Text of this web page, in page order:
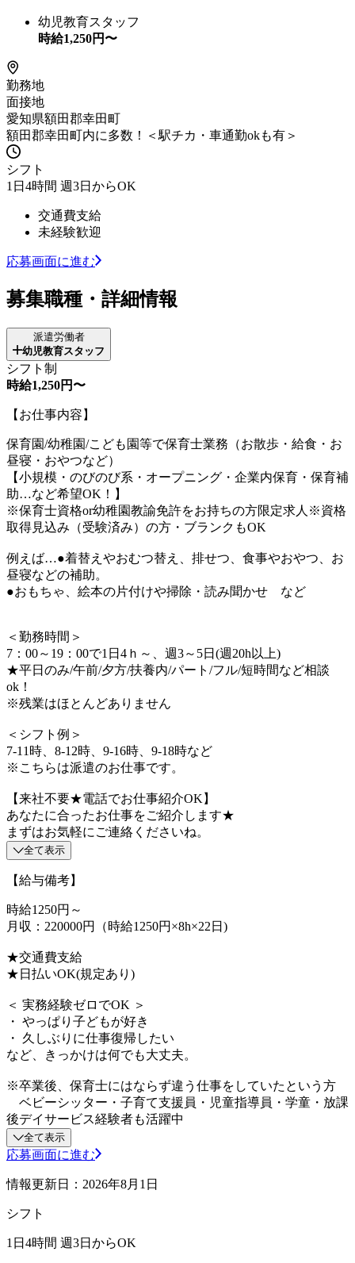
幼児教育スタッフ
時給1,250円〜
勤務地
面接地
愛知県額田郡幸田町
額田郡幸田町内に多数！＜駅チカ・車通勤okも有＞
シフト
1日4時間 週3日からOK
交通費支給
未経験歓迎
応募画面に進む
募集職種・詳細情報
派遣労働者
幼児教育スタッフ
シフト制
時給1,250円〜
【お仕事内容】
保育園/幼稚園/こども園等で保育士業務（お散歩・給食・お
昼寝・おやつなど）
【小規模・のびのび系・オープニング・企業内保育・保育補
助…など希望OK！】
※保育士資格or幼稚園教諭免許をお持ちの方限定求人※資格
取得見込み（受験済み）の方・ブランクもOK
例えば…●着替えやおむつ替え、排せつ、食事やおやつ、お
昼寝などの補助。
●おもちゃ、絵本の片付けや掃除・読み聞かせ など
＜勤務時間＞
7：00～19：00で1日4ｈ～、週3～5日(週20h以上)
★平日のみ/午前/夕方/扶養内/パート/フル/短時間など相談
ok！
※残業はほとんどありません
＜シフト例＞
7-11時、8-12時、9-16時、9-18時など
※こちらは派遣のお仕事です。
【来社不要★電話でお仕事紹介OK】
あなたに合ったお仕事をご紹介します★
まずはお気軽にご連絡くださいね。
全て表示
【給与備考】
時給1250円～
月収：220000円（時給1250円×8h×22日)
★交通費支給
★日払いOK(規定あり)
＜ 実務経験ゼロでOK ＞
・ やっぱり子どもが好き
・ 久しぶりに仕事復帰したい
など、きっかけは何でも大丈夫。
※卒業後、保育士にはならず違う仕事をしていたという方
ベビーシッター・子育て支援員・児童指導員・学童・放課
後デイサービス経験者も活躍中
全て表示
応募画面に進む
情報更新日：2026年8月1日
シフト
1日4時間 週3日からOK